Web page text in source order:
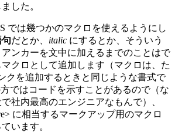
した。
では幾つかのマクロを使えるようにし
だとか、 italic にするとか、そういう
ンカーを文中に加えるまでのことはで
クロとして追加します（マクロは、た
クを追加するときと同じような書式で
ではコードを示すことがあるので（な
社内最高のエンジニアなもんで）、
に相当するマークアップ用のマクロ
います。